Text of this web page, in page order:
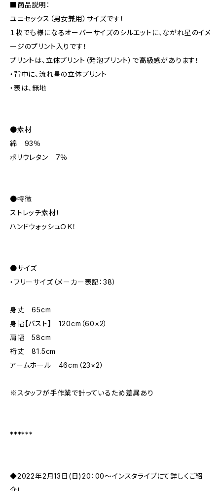
■商品説明：
ユニセックス（男女兼用）サイズです！
１枚でも様になるオーバーサイズのシルエットに、ながれ星のイメ
ージのプリント入りです！
プリントは、立体プリント（発泡プリント）で高級感があります！
・背中に、流れ星の立体プリント
・表は、無地
●素材
綿 93％
ポリウレタン 7％
●特徴
ストレッチ素材！
ハンドウォッシュＯＫ！
●サイズ
・フリーサイズ（メーカー表記：38）
身丈 65cm
身幅【バスト】 120cm（60×2）
肩幅 58cm
裄丈 81.5cm
アームホール 46cm（23×2）
※スタッフが手作業で計っているため差異あり
******
◆2022年2月13日(日)20：00～インスタライブにて詳しくご紹